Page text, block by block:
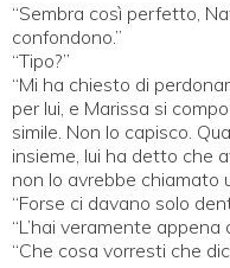
“Sembra così perfetto,
confondono.”
“Tipo?”
“Mi ha chiesto di
per lui, e Marissa si
simile. Non lo capisco.
insieme, lui ha detto che
non lo avrebbe chiamato
“Forse ci davano solo
“L’hai veramente appena
“Che cosa vorresti che